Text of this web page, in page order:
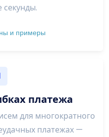
секунды.
и примеры
платежа
для многократного
платежах —